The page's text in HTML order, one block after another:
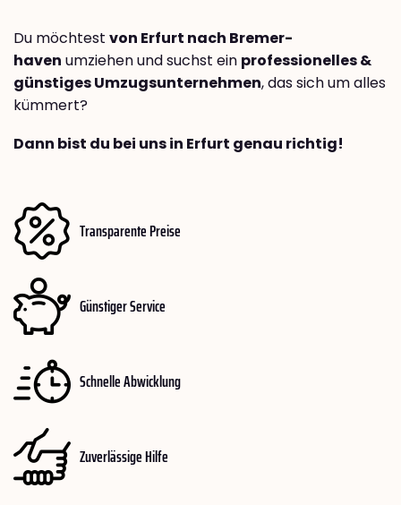
Du möchtest von Erfurt nach Bremer­
haven umziehen und suchst ein professionelles &
günstiges Umzugsunternehmen, das sich um alles
kümmert?
Dann bist du bei uns in Erfurt genau richtig!
Transparente Preise
Günstiger Service
Schnelle Abwicklung
Zuverlässige Hilfe